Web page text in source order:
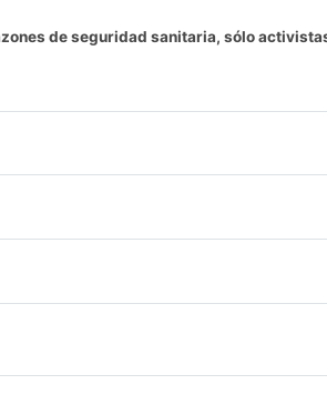
de seguridad sanitaria, sólo